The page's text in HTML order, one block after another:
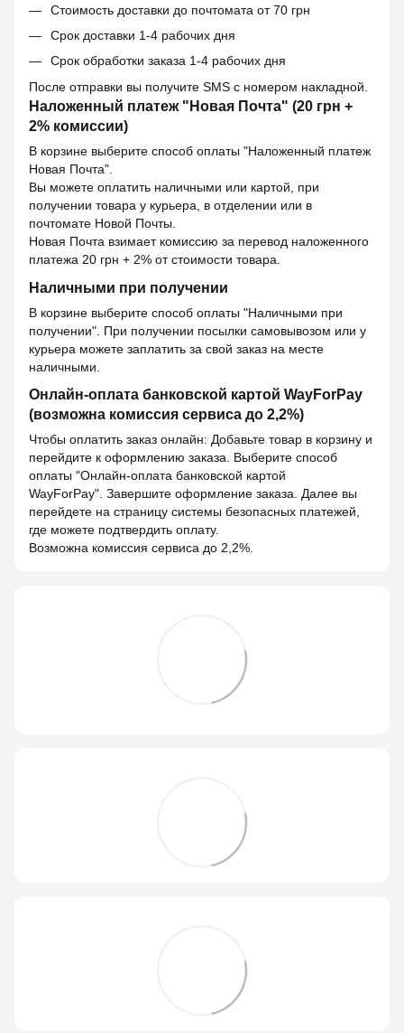
Стоимость доставки до почтомата от 70 грн
Срок доставки 1-4 рабочих дня
Срок обработки заказа 1-4 рабочих дня
После отправки вы получите SMS с номером накладной.
Наложенный платеж "Новая Почта" (20 грн +
2% комиссии)
В корзине выберите способ оплаты "Наложенный платеж
Новая Почта".
Вы можете оплатить наличными или картой, при
получении товара у курьера, в отделении или в
почтомате Новой Почты.
Новая Почта взимает комиссию за перевод наложенного
платежа 20 грн + 2% от стоимости товара.
Наличными при получении
В корзине выберите способ оплаты "Наличными при
получении". При получении посылки самовывозом или у
курьера можете заплатить за свой заказ на месте
наличными.
Онлайн-оплата банковской картой WayForPay
(возможна комиссия сервиса до 2,2%)
Чтобы оплатить заказ онлайн: Добавьте товар в корзину и
перейдите к оформлению заказа. Выберите способ
оплаты "Онлайн-оплата банковской картой
WayForPay". Завершите оформление заказа. Далее вы
перейдете на страницу системы безопасных платежей,
где можете подтвердить оплату.
Возможна комиссия сервиса до 2,2%.